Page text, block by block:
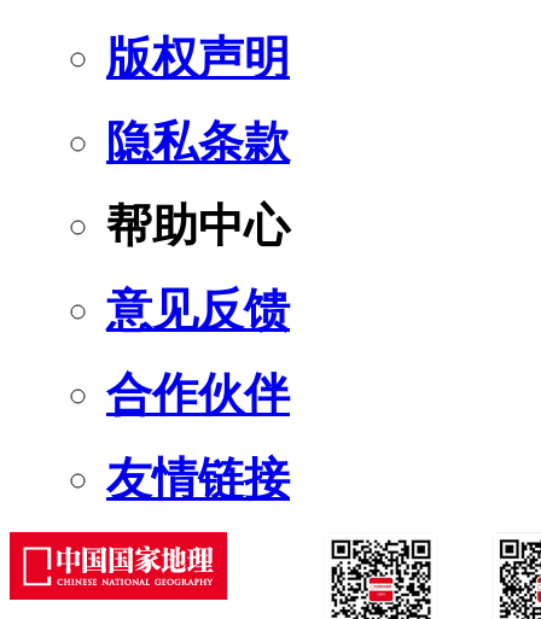
版权声明
隐私条款
帮助中心
意见反馈
合作伙伴
友情链接